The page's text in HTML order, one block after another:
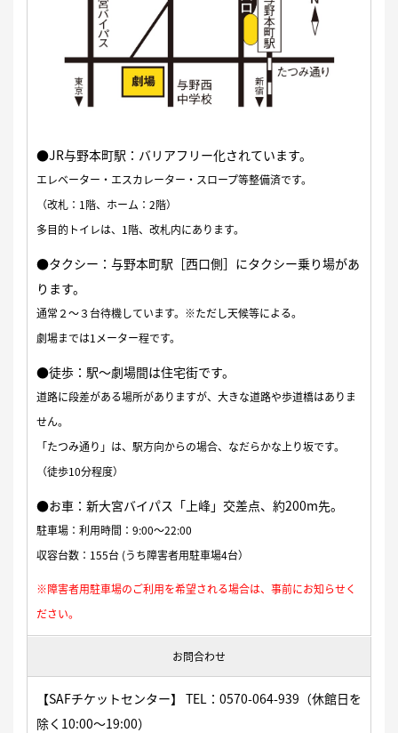
●JR与野本町駅：バリアフリー化されています。
エレベーター・エスカレーター・スロープ等整備済です。
（改札：1階、ホーム：2階）
多目的トイレは、1階、改札内にあります。
●タクシー：与野本町駅［西口側］にタクシー乗り場があ
ります。
通常２〜３台待機しています。※ただし天候等による。
劇場までは1メーター程です。
●徒歩：駅〜劇場間は住宅街です。
道路に段差がある場所がありますが、大きな道路や歩道橋はありま
せん。
「たつみ通り」は、駅方向からの場合、なだらかな上り坂です。
（徒歩10分程度）
●お車：新大宮バイパス「上峰」交差点、約200m先。
駐車場：利用時間：9:00〜22:00
収容台数：155台 (うち障害者用駐車場4台）
※障害者用駐車場のご利用を希望される場合は、事前にお知らせく
ださい。
お問合わせ
【SAFチケットセンター】 TEL：0570-064-939（休館日を
除く10:00〜19:00）